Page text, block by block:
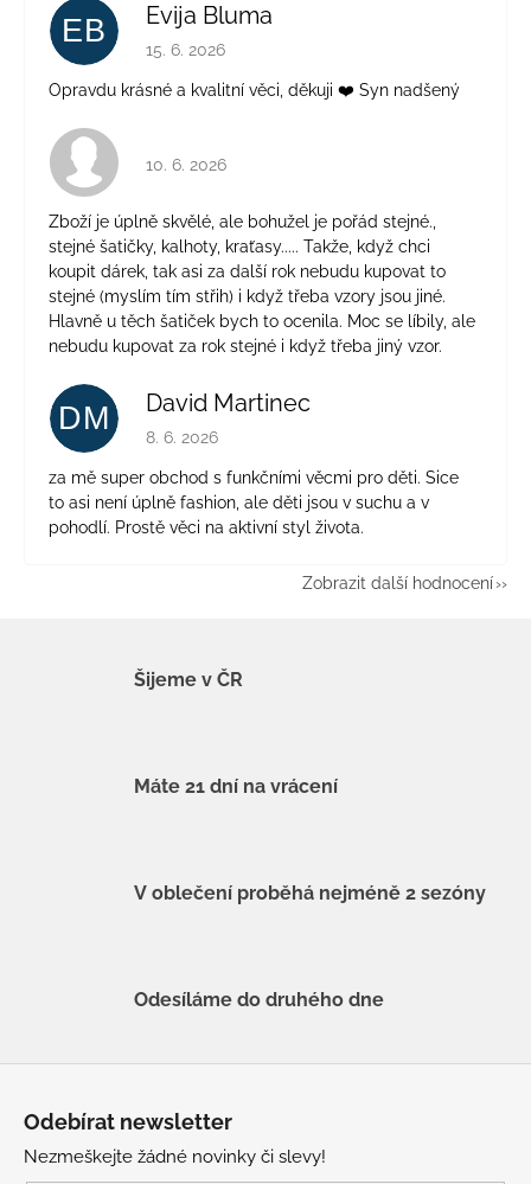
EB Evija Bluma
Hodnocení obchodu je 5 z 5 hvězdiček.
15. 6. 2026
Opravdu krásné a kvalitní věci, děkuji ❤️ Syn nadšený
Hodnocení obchodu je 4 z 5 hvězdiček.
10. 6. 2026
Zboží je úplně skvělé, ale bohužel je pořád stejné.,
stejné šatičky, kalhoty, kraťasy..... Takže, když chci
koupit dárek, tak asi za další rok nebudu kupovat to
stejné (myslím tím střih) i když třeba vzory jsou jiné.
Hlavně u těch šatiček bych to ocenila. Moc se líbily, ale
nebudu kupovat za rok stejné i když třeba jiný vzor.
DM David Martinec
Hodnocení obchodu je 5 z 5 hvězdiček.
8. 6. 2026
za mě super obchod s funkčními věcmi pro děti. Sice
to asi není úplně fashion, ale děti jsou v suchu a v
pohodlí. Prostě věci na aktivní styl života.
Zobrazit další hodnocení
Šijeme v ČR
Máte 21 dní na vrácení
V oblečení proběhá nejméně 2 sezóny
Odesíláme do druhého dne
Odebírat newsletter
Nezmeškejte žádné novinky či slevy!